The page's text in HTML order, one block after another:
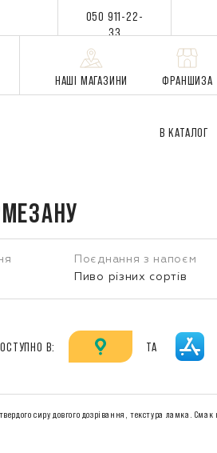
050 911-22-
33
НАШІ МАГАЗИНИ ФРАНШИЗА
В КАТАЛОГ
Поєднання з напоєм
Пиво різних сортів
В: ТА
сиру довгого дозрівання, текстура ламка. Смак